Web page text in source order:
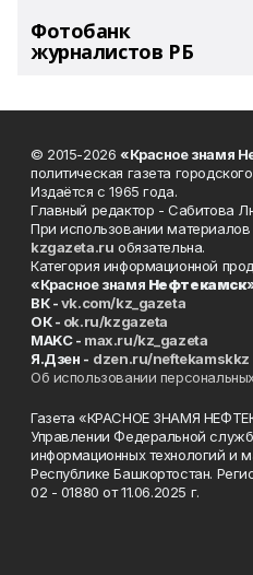
Фотобанк
журналистов РБ
© 2015-2026 «Красное знамя
политическая газета
Издаётся с 1965 года.
Главный редактор - Сабитова
При использовании
kzgazeta.ru обязательна.
Категория информационной
«Красное знамя Нефтекамск
ВК -vk.com/kz_gazeta
ОК - ok.ru/kzgazeta
MAKC - max.ru/kz_gazeta
Я.Дзен - dzen.ru/neftekamskkz
Об использовании
Газета «КРАСНОЕ ЗНАМЯ
Управлении Федеральной
информационных технологий и
Республике Башкортостан.
02 - 01880 от 11.06.2025 г.